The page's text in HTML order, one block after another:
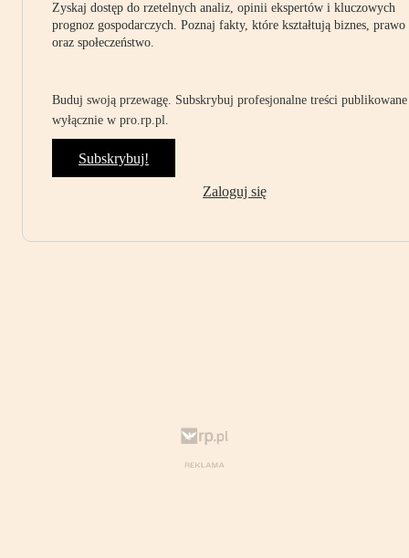
Zyskaj dostęp do rzetelnych analiz, opinii ekspertów i kluczowych
prognoz gospodarczych. Poznaj fakty, które kształtują biznes, prawo
oraz społeczeństwo.
Buduj swoją przewagę. Subskrybuj profesjonalne treści publikowane
wyłącznie w pro.rp.pl.
Subskrybuj!
Zaloguj się